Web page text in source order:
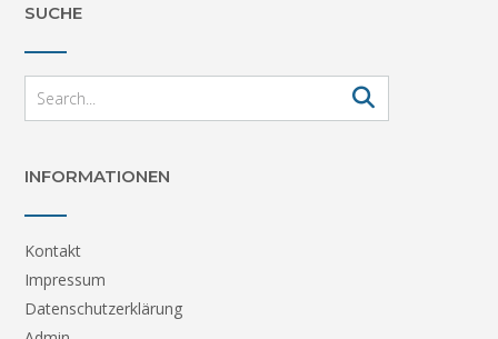
SUCHE
INFORMATIONEN
Kontakt
Impressum
Datenschutzerklärung